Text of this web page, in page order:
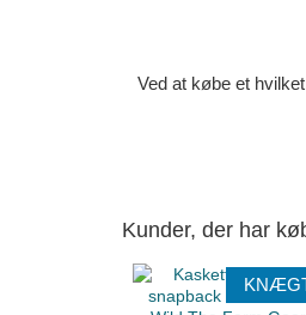
Ved at købe et
Kunder, der har